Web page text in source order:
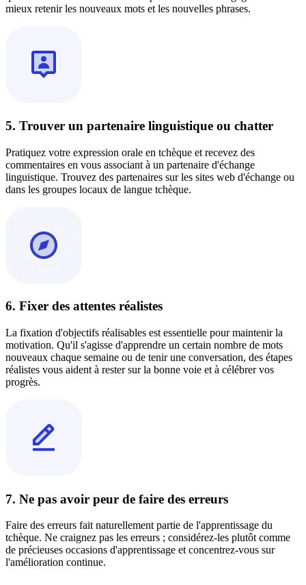
mieux retenir les nouveaux mots et les nouvelles phrases.
5. Trouver un partenaire linguistique ou chatter
Pratiquez votre expression orale en tchèque et recevez des
commentaires en vous associant à un partenaire d'échange
linguistique. Trouvez des partenaires sur les sites web d'échange ou
dans les groupes locaux de langue tchèque.
6. Fixer des attentes réalistes
La fixation d'objectifs réalisables est essentielle pour maintenir la
motivation. Qu'il s'agisse d'apprendre un certain nombre de mots
nouveaux chaque semaine ou de tenir une conversation, des étapes
réalistes vous aident à rester sur la bonne voie et à célébrer vos
progrès.
7. Ne pas avoir peur de faire des erreurs
Faire des erreurs fait naturellement partie de l'apprentissage du
tchèque. Ne craignez pas les erreurs ; considérez-les plutôt comme
de précieuses occasions d'apprentissage et concentrez-vous sur
l'amélioration continue.